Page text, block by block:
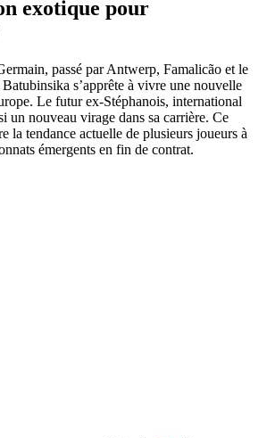
exotique pour
passé par Antwerp, Famalicão et le
s’apprête à vivre une nouvelle
Le futur ex-Stéphanois, international
un nouveau virage dans sa carrière. Ce
la tendance actuelle de plusieurs joueurs à
émergents en fin de contrat.